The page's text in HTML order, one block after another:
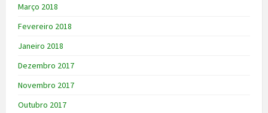
Março 2018
Fevereiro 2018
Janeiro 2018
Dezembro 2017
Novembro 2017
Outubro 2017